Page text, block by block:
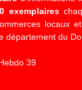
exemplaires
locaux
département du
39